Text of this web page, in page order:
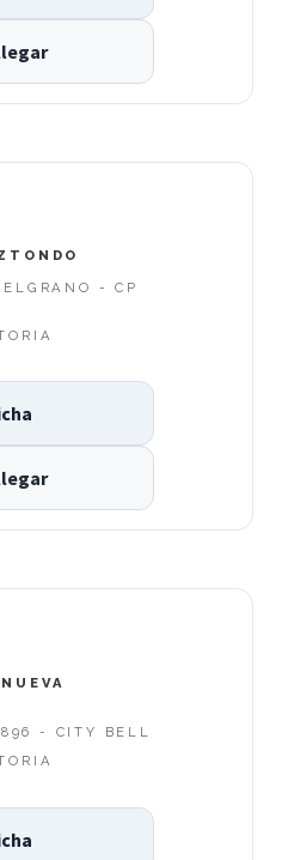
- CP
- CITY BELL